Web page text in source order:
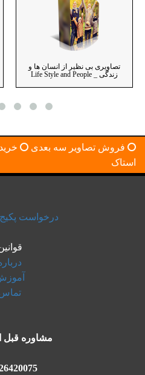
جدیدترین طرح های شال و روسری
ـ Scarf Collection 2021
فروش تصاویر سه بعدی
استاک
درخواست
مشاوره قبل